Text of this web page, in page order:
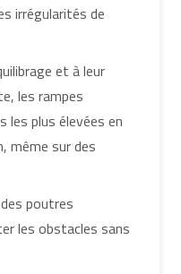
irrégularités de
et à leur
les rampes
les plus élevées en
même sur des
poutres
les obstacles sans